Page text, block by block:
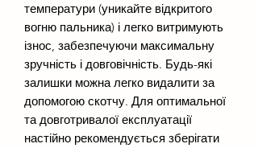
температури (уникайте відкритого
вогню пальника) і легко витримують
ізнос, забезпечуючи максимальну
зручність і довговічність. Будь-які
залишки можна легко видалити за
допомогою скотчу. Для оптимальної
та довготривалої експлуатації
настійно рекомендується зберігати